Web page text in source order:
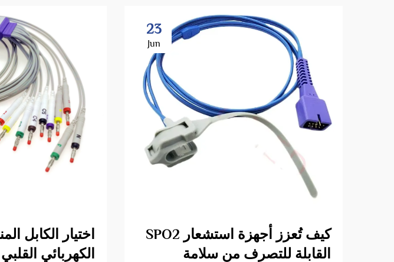
23
Jun
كيف تُعزز أجهزة استشعار SPO2
القابلة للتصرف من سلامة
اختيار الكابل
الكهربائي